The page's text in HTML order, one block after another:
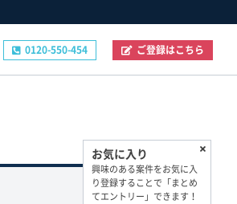
0120-550-454 ご登録はこちら
お気に入り
興味のある案件をお気に入
り登録することで「まとめ
てエントリー」できます！